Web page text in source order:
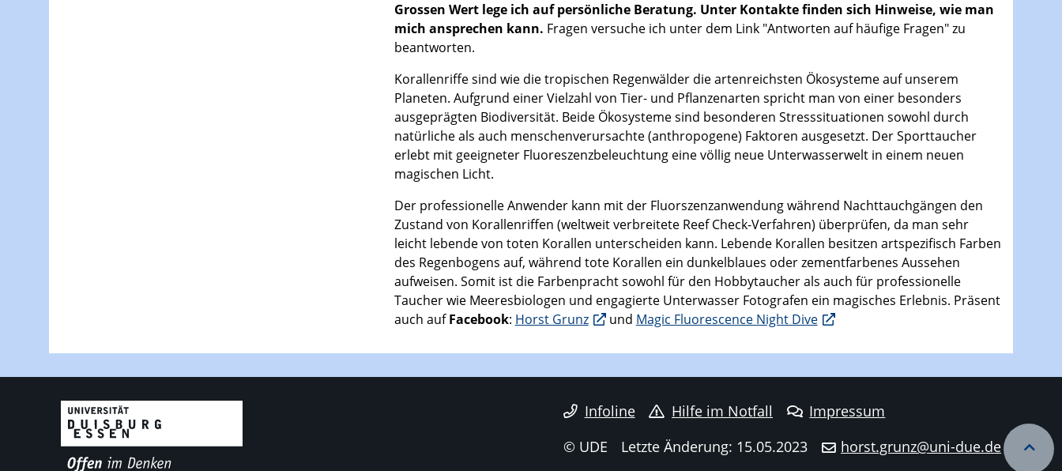
Grossen Wert lege ich auf persönliche Beratung. Unter Kontakte finden sich Hinweise, wie man
mich ansprechen kann. Fragen versuche ich unter dem Link "Antworten auf häufige Fragen" zu
beantworten.
Korallenriffe sind wie die tropischen Regenwälder die artenreichsten Ökosysteme auf unserem
Planeten. Aufgrund einer Vielzahl von Tier- und Pflanzenarten spricht man von einer besonders
ausgeprägten Biodiversität. Beide Ökosysteme sind besonderen Stresssituationen sowohl durch
natürliche als auch menschenverursachte (anthropogene) Faktoren ausgesetzt. Der Sporttaucher
erlebt mit geeigneter Fluoreszenzbeleuchtung eine völlig neue Unterwasserwelt in einem neuen
magischen Licht.
Der professionelle Anwender kann mit der Fluorszenzanwendung während Nachttauchgängen den
Zustand von Korallenriffen (weltweit verbreitete Reef Check-Verfahren) überprüfen, da man sehr
leicht lebende von toten Korallen unterscheiden kann. Lebende Korallen besitzen artspezifisch Farben
des Regenbogens auf, während tote Korallen ein dunkelblaues oder zementfarbenes Aussehen
aufweisen. Somit ist die Farbenpracht sowohl für den Hobbytaucher als auch für professionelle
Taucher wie Meeresbiologen und engagierte Unterwasser Fotografen ein magisches Erlebnis. Präsent
auch aufFacebook: Horst Grunz und Magic Fluorescence Night Dive
Infoline Hilfe im Notfall
Impressum
© UDE
Letzte Änderung: 15.05.2023 horst.grunz@uni-due.de